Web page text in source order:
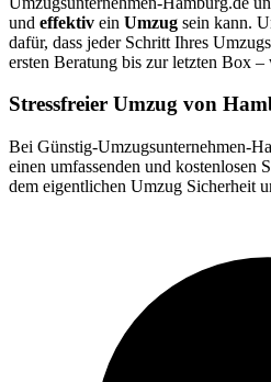
und effektiv ein Umzug sein kann.
dafür, dass jeder Schritt Ihres
ersten Beratung bis zur letzten Box
Stressfreier Umzug von
Bei Günstig-Umzugsunternehmen-
einen umfassenden und kostenlosen
dem eigentlichen Umzug Sicherheit